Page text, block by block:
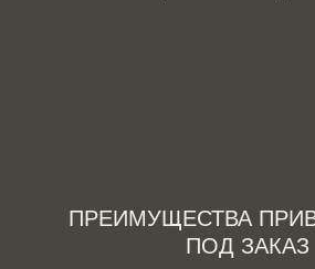
ПРЕИМУЩЕСТВА
ПОД ЗАКАЗ